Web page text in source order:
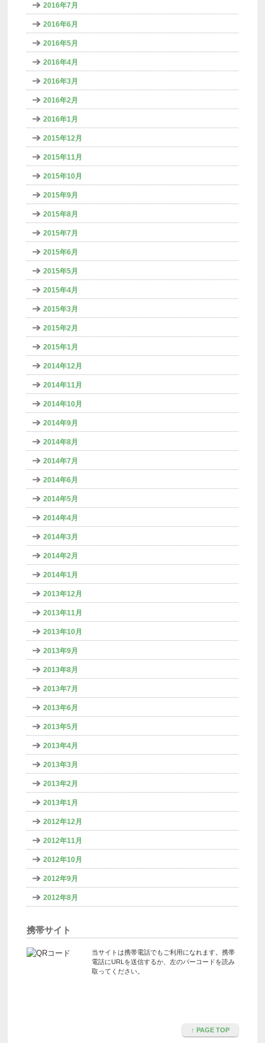
2016年7月
2016年6月
2016年5月
2016年4月
2016年3月
2016年2月
2016年1月
2015年12月
2015年11月
2015年10月
2015年9月
2015年8月
2015年7月
2015年6月
2015年5月
2015年4月
2015年3月
2015年2月
2015年1月
2014年12月
2014年11月
2014年10月
2014年9月
2014年8月
2014年7月
2014年6月
2014年5月
2014年4月
2014年3月
2014年2月
2014年1月
2013年12月
2013年11月
2013年10月
2013年9月
2013年8月
2013年7月
2013年6月
2013年5月
2013年4月
2013年3月
2013年2月
2013年1月
2012年12月
2012年11月
2012年10月
2012年9月
2012年8月
携帯サイト
当サイトは携帯電話でもご利用になれます。携帯
電話にURLを送信するか、左のバーコードを読み
取ってください。
↑ PAGE TOP